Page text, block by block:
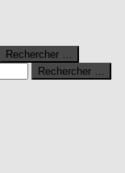
Rechercher …
Rechercher …